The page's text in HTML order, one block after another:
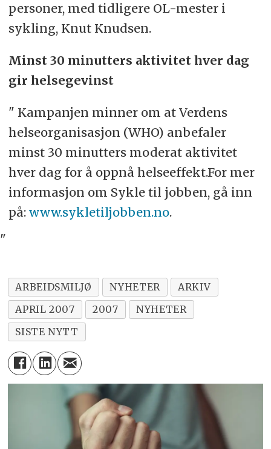
personer, med tidligere OL-mester i
sykling, Knut Knudsen.
Minst 30 minutters aktivitet hver dag
gir helsegevinst
" Kampanjen minner om at Verdens
helseorganisasjon (WHO) anbefaler
minst 30 minutters moderat aktivitet
hver dag for å oppnå helseeffekt.For mer
informasjon om Sykle til jobben, gå inn
på: www.sykletiljobben.no.
"
ARBEIDSMILJØ NYHETER
ARKIV
APRIL 2007
2007
NYHETER
SISTE NYTT